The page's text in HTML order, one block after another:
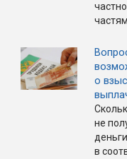
о
не
в